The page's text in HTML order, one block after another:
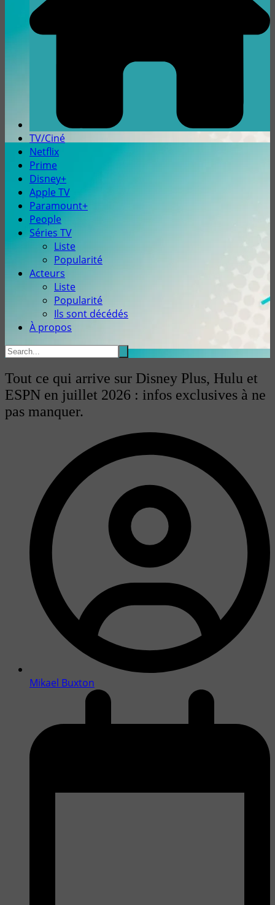
TV/Ciné
Netflix
Prime
Disney+
Apple TV
Paramount+
People
Séries TV
Liste
Popularité
Acteurs
Liste
Popularité
Ils sont décédés
À propos
Tout ce qui arrive sur Disney Plus, Hulu et
ESPN en juillet 2026 : infos exclusives à ne
pas manquer.
Mikael Buxton